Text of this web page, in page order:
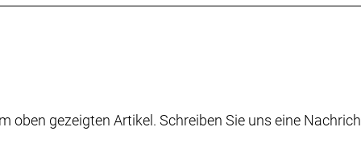
max. 36 Z. an größtem Ritzel
// SRAM Force AXS D2, 12fach
oben gezeigten Artikel. Schreiben Sie uns eine